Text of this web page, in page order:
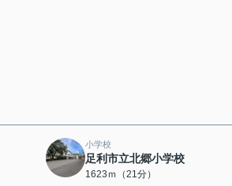
小学校
足利市立北郷小学校
1623ｍ（21分）